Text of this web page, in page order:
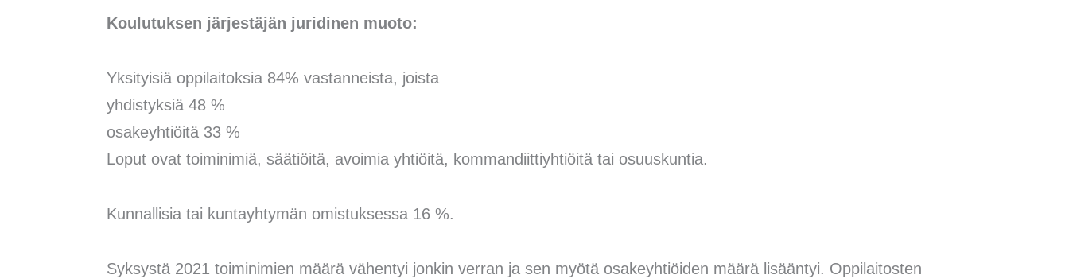
Koulutuksen järjestäjän juridinen muoto:
Yksityisiä oppilaitoksia 84% vastanneista, joista
yhdistyksiä 48 %
osakeyhtiöitä 33 %
Loput ovat toiminimiä, säätiöitä, avoimia yhtiöitä, kommandiittiyhtiöitä tai osuuskuntia.
Kunnallisia tai kuntayhtymän omistuksessa 16 %.
Syksystä 2021 toiminimien määrä vähentyi jonkin verran ja sen myötä osakeyhtiöiden määrä lisääntyi. Oppilaitosten